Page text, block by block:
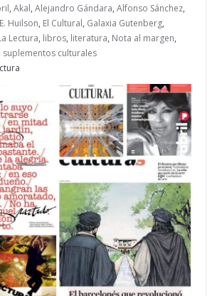
, Akal, Alejandro Gándara, Alfonso Sánchez,
E. Huilson, El Cultural, Galaxia Gutenberg,
Lectura, libros, literatura, Nota al margen,
suplementos culturales